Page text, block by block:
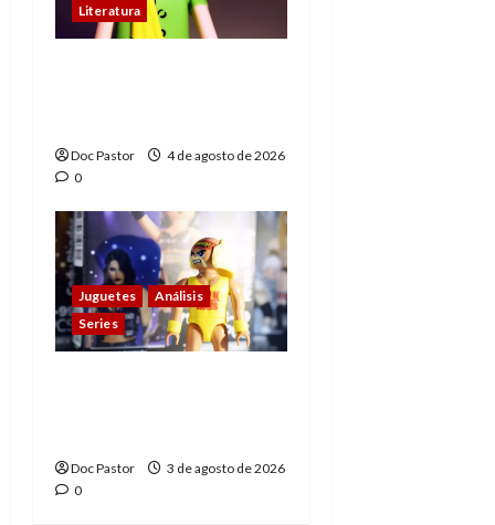
Literatura
Doc Pastor
4 de agosto de 2026
0
Juguetes
Análisis
Series
Doc Pastor
3 de agosto de 2026
0